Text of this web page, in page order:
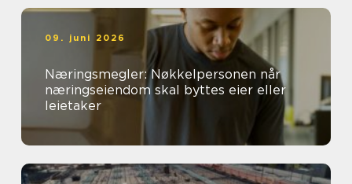
09. juni 2026
Næringsmegler: Nøkkelpersonen når
næringseiendom skal byttes eier eller
leietaker